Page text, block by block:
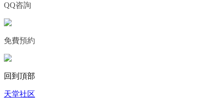
QQ咨詢
免費預約
回到頂部
天堂社区